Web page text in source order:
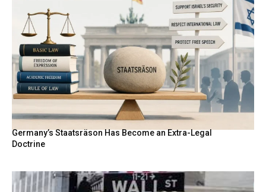
Germany’s Staatsräson Has Become an Extra-Legal
Doctrine